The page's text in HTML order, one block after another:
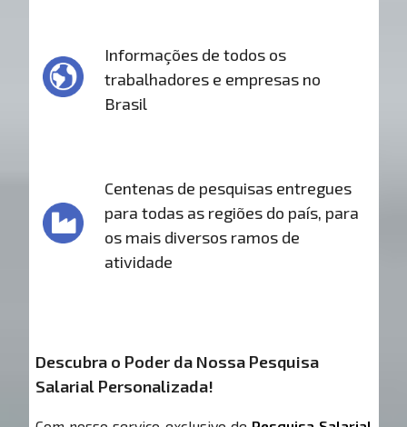
Informações de todos os
trabalhadores e empresas no
Brasil
Centenas de pesquisas entregues
para todas as regiões do país, para
os mais diversos ramos de
atividade
Descubra o Poder da Nossa Pesquisa
Salarial Personalizada!